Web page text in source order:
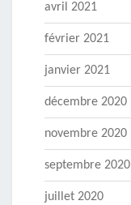
avril 2021
février 2021
janvier 2021
décembre 2020
novembre 2020
septembre 2020
juillet 2020